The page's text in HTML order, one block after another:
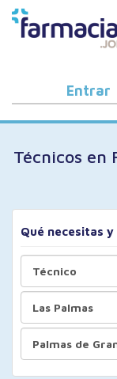
BUSCAR
OFERTAS DE
COMO
PORQUÉ
BLOG
Entrar
Técnicos en
Qué necesitas y